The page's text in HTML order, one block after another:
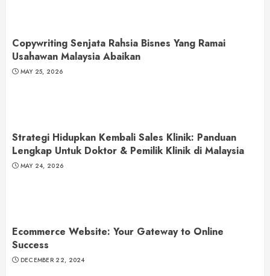
Copywriting Senjata Rahsia Bisnes Yang Ramai
Usahawan Malaysia Abaikan
MAY 25, 2026
Strategi Hidupkan Kembali Sales Klinik: Panduan
Lengkap Untuk Doktor & Pemilik Klinik di Malaysia
MAY 24, 2026
Ecommerce Website: Your Gateway to Online
Success
DECEMBER 22, 2024